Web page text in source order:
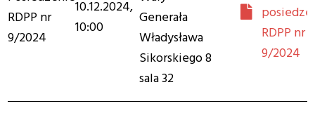
RDPP nr
9/2024
10.12.2024,
10:00
Generała
Władysława
Sikorskiego 8
sala 32
RDPP nr
9/2024